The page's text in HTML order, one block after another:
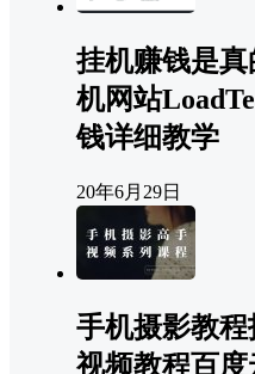
挂机赚钱是
机网站
钱详细教学
20年6月29日
手机摄影教程
视频教程百度